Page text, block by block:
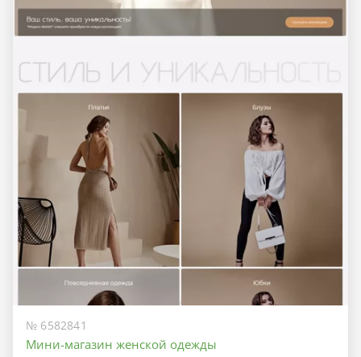
№ 6582841
Мини-магазин женской одежды